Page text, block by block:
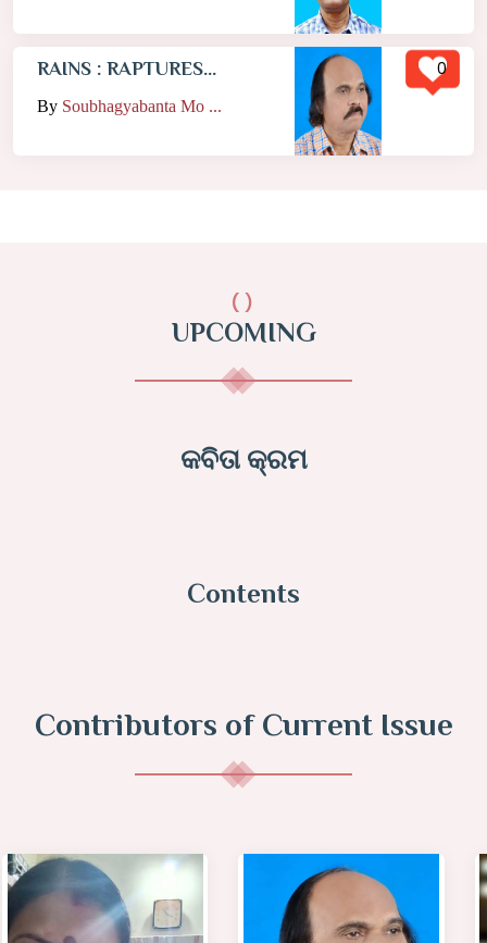
RAINS : RAPTURES...
By Soubhagyabanta Mo ...
0
()
UPCOMING
କବିତା କ୍ରମ
Contents
Contributors of Current Issue